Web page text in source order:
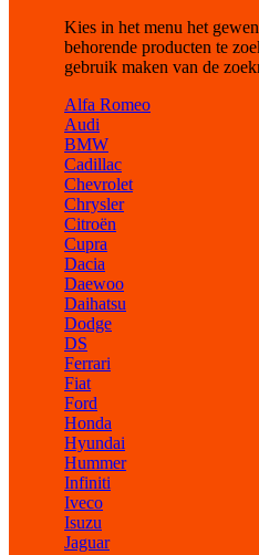
Kies in het menu het
behorende producten te
gebruik maken van de
Alfa Romeo
Audi
BMW
Cadillac
Chevrolet
Chrysler
Citroën
Cupra
Dacia
Daewoo
Daihatsu
Dodge
DS
Ferrari
Fiat
Ford
Honda
Hyundai
Hummer
Infiniti
Iveco
Isuzu
Jaguar